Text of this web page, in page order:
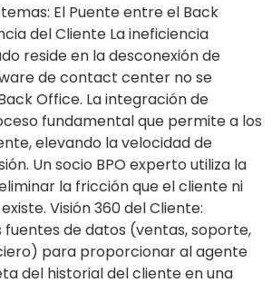
El Puente entre el Back
del Cliente La ineficiencia
reside en la desconexión de
de contact center no se
Office. La integración de
fundamental que permite a los
elevando la velocidad de
Un socio BPO experto utiliza la
la fricción que el cliente ni
Visión 360 del Cliente:
de datos (ventas, soporte,
para proporcionar al agente
del historial del cliente en una